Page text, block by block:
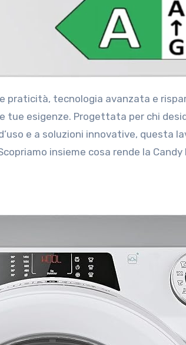
tue esigenze. Progettata per chi
e a soluzioni innovative, questa
insieme cosa rende la